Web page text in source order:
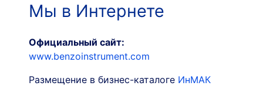
Мы в Интернете
Официальный сайт:
www.benzoinstrument.com
Размещение в бизнес-каталоге ИнМАК